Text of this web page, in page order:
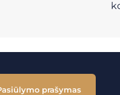
prašymas